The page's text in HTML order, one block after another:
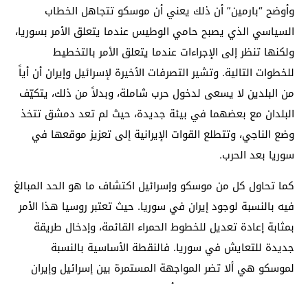
وأوضح “بارمين” أن ذلك يعني أن موسكو تتجاهل الخطاب
السياسي الذي يصبح حامي الوطيس عندما يتعلق الأمر بسوريا،
ولكنها تنظر إلى الإجراءات عندما يتعلق الأمر بالتخطيط
للخطوات التالية. وتشير التصرفات الأخيرة لإسرائيل وإيران أن أياً
من البلدين لا يسعى لدخول حرب شاملة، وبدلاً من ذلك، يتكيّف
البلدان مع بعضهما في بيئة جديدة، حيث لم تعد دمشق تتخذ
وضع الناجي، وتتطلع القوات الإيرانية إلى تعزيز موقعها في
سوريا بعد الحرب.
كما تحاول كل من موسكو وإسرائيل اكتشاف ما هو الحد المبالغ
فيه بالنسبة لوجود إيران في سوريا. حيث تعتبر روسيا هذا الأمر
بمثابة إعادة تعديل للخطوط الحمراء القائمة، وإدخال طريقة
جديدة للتعايش في سوريا. فالنقطة الأساسية بالنسبة
لموسكو هي ألا تضر المواجهة المستمرة بين إسرائيل وإيران